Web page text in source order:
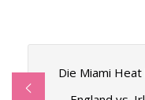
Die Miami